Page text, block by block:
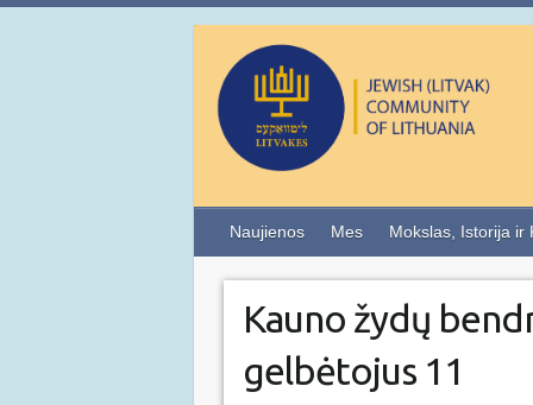
Naujienos Mes Mokslas, Istorija ir
Kauno žydų
gelbėtojus 11